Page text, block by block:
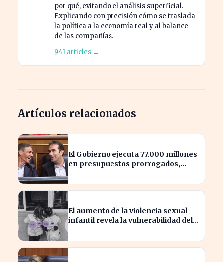
por qué, evitando el análisis superficial.
Explicando con precisión cómo se traslada
la política a la economía real y al balance
de las compañías.
941 articles →
Artículos relacionados
El Gobierno ejecuta 77.000 millones
en presupuestos prorrogados,
El aumento de la violencia sexual
infantil revela la vulnerabilidad del